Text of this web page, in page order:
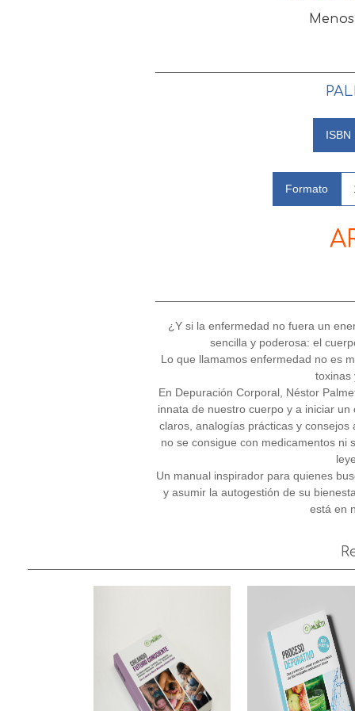
ISBN
Formato
¿Y si la enfermedad no fuera un
sencilla y poderosa: el
Lo que llamamos enfermedad no es
toxinas
En Depuración Corporal, Néstor
innata de nuestro cuerpo y a iniciar
claros, analogías prácticas y
no se consigue con medicamentos ni
Un manual inspirador para quienes
y asumir la autogestión de su
está en